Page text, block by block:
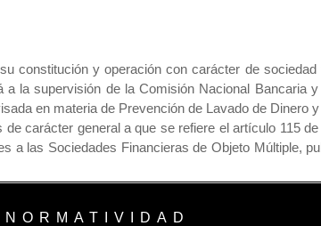
constitución y operación con carácter de
la supervisión de la Comisión Nacional
en materia de Prevención de Lavado de
carácter general a que se refiere el artículo 115
a las Sociedades Financieras de Objeto Múltiple,
NORMATIVIDAD